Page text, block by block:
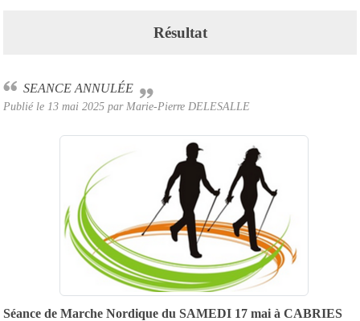
Résultat
SEANCE ANNULÉE
Publié le 13 mai 2025 par Marie-Pierre DELESALLE
Séance de Marche Nordique du SAMEDI 17 mai à CABRIES